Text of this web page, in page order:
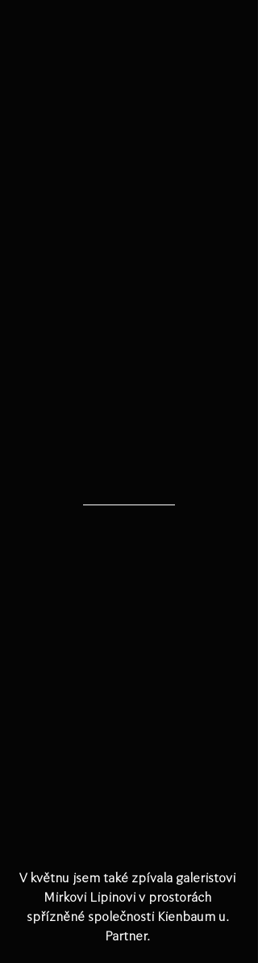
V květnu jsem také zpívala galeristovi
Mirkovi Lipinovi v prostorách
spřízněné společnosti Kienbaum u.
Partner.